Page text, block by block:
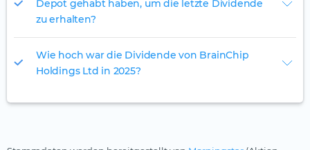
Depot gehabt haben, um die letzte Dividende
zu erhalten?
Wie hoch war die Dividende von BrainChip
Holdings Ltd in 2025?